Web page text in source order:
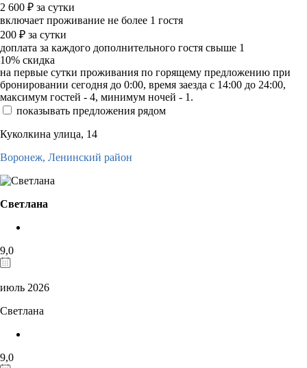
2 600 ₽ за сутки
включает проживание не более 1 гостя
200 ₽ за сутки
доплата за каждого дополнительного гостя свыше 1
10% скидка
на первые сутки проживания по горящему предложению при
бронировании сегодня до 0:00, время заезда с 14:00 до 24:00,
максимум гостей - 4, минимум ночей - 1.
показывать предложения рядом
Куколкина улица, 14
Воронеж, Ленинский район
Светлана
9,0
июль 2026
Светлана
9,0